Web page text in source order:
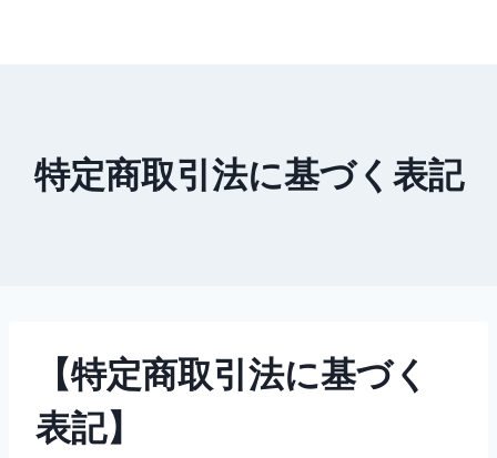
特定商取引法に基づく表記
【特定商取引法に基づく
表記】